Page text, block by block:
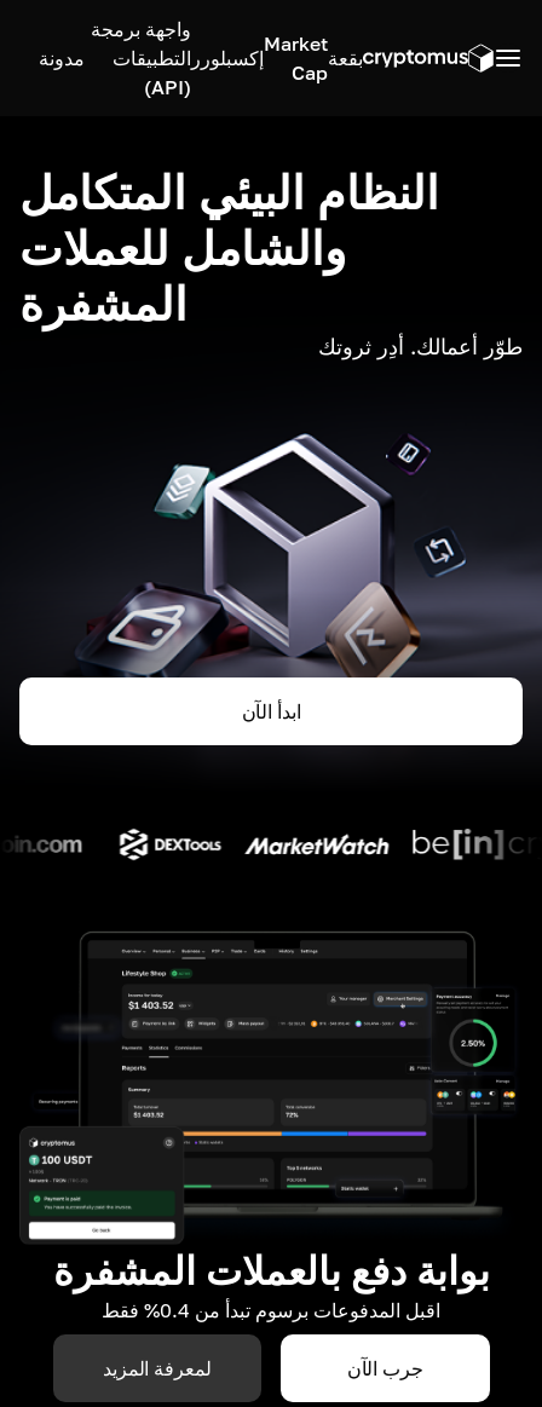
بقعة
Market
Cap
إكسبلورر
واجهة برمجة
التطبيقات
(API)
مدونة
النظام البيئي المتكامل
والشامل للعملات
المشفرة
طوّر أعمالك. أدِر ثروتك
ابدأ الآن
بوابة دفع بالعملات المشفرة
اقبل المدفوعات برسوم تبدأ من 0.4% فقط
جرب الآن لمعرفة المزيد